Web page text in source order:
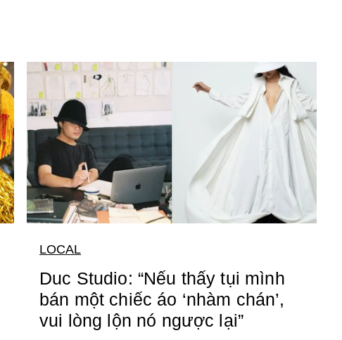
LOCAL
Duc Studio: “Nếu thấy tụi mình
bán một chiếc áo ‘nhàm chán’,
vui lòng lộn nó ngược lại”